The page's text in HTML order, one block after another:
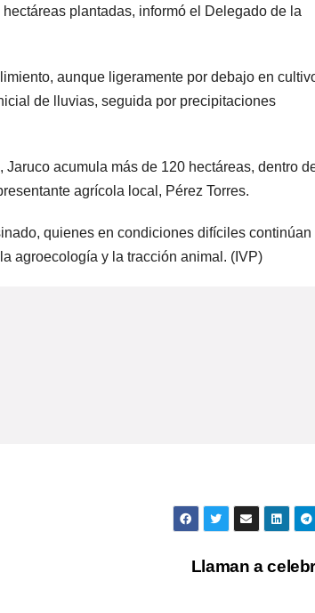
plantadas, informó el Delegado de la
aunque ligeramente por debajo en
de lluvias, seguida por precipitaciones
acumula más de 120 hectáreas, dentro
agrícola local, Pérez Torres.
quienes en condiciones difíciles continúan
agroecología y la tracción animal. (IVP)
Llaman a